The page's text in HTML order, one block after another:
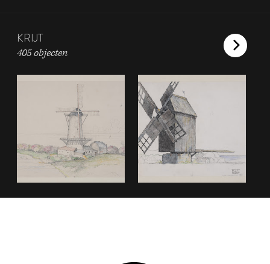
KRIJT
405 objecten